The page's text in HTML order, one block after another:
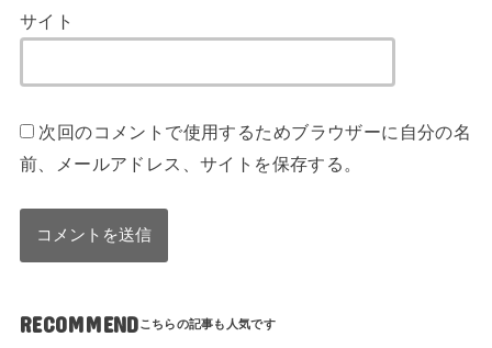
サイト
次回のコメントで使用するためブラウザーに自分の名
前、メールアドレス、サイトを保存する。
RECOMMEND